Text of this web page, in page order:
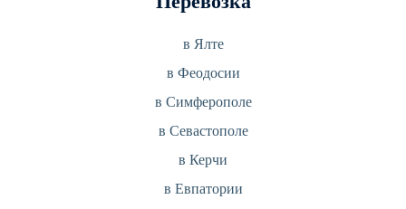
в Ялте
в Феодосии
в Симферополе
в Севастополе
в Керчи
в Евпатории